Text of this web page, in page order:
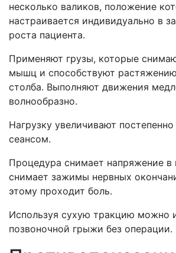
несколько валиков, положение
настраивается индивидуально в
роста пациента.
Применяют грузы, которые
мышц и способствуют
столба. Выполняют движения
волнообразно.
Нагрузку увеличивают
сеансом.
Процедура снимает напряжение
снимает зажимы нервных
этому проходит боль.
Используя сухую тракцию можно
позвоночной грыжи без операции.